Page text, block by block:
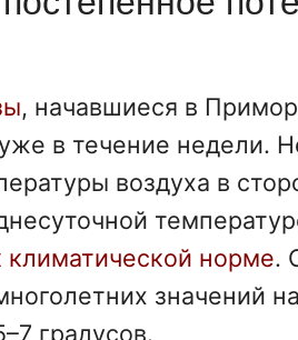
, начавшиеся в
в течение недели.
воздуха в
климатической норме.
значений
градусов.